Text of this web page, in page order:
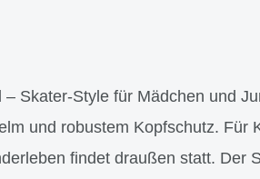
Skater-Style für Mädchen und
und robustem Kopfschutz. Für
findet draußen statt. Der